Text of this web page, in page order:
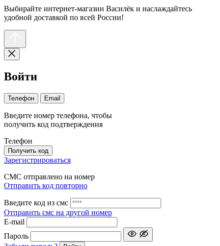
Выбирайте интернет-магазин Василёк и наслаждайтесь
удобной доставкой по всей России!
Войти
Телефон Email
Введите номер телефона, чтобы
получить код подтверждения
Телефон
Получить код
Зарегистрироваться
СМС отправлено на номер
Отправить код повторно
Введите код из смс
Отправить смс на другой номер
Е-mail
Пароль